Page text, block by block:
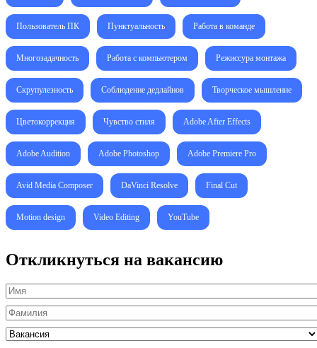
Пользователь ПК Пунктуальность Работа в команде
Многозадачность Работа с компьютером Режиссура монтажа
Скрупулезность Соблюдение дедлайнов Творческое мышление
Цветокоррекция Чувство стиля Adobe After Effects
Adobe Audition Adobe Photoshop Adobe Premiere Pro
Avid Media Composer DaVinci Resolve Final Cut
Motion design Video Editing YouTube
Откликнуться на вакансию